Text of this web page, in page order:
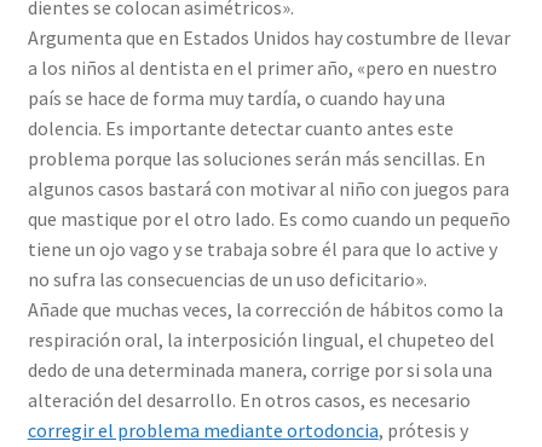
dientes se colocan asimétricos».
Argumenta que en Estados Unidos hay costumbre de llevar
a los niños al dentista en el primer año, «pero en nuestro
país se hace de forma muy tardía, o cuando hay una
dolencia. Es importante detectar cuanto antes este
problema porque las soluciones serán más sencillas. En
algunos casos bastará con motivar al niño con juegos para
que mastique por el otro lado. Es como cuando un pequeño
tiene un ojo vago y se trabaja sobre él para que lo active y
no sufra las consecuencias de un uso deficitario».
Añade que muchas veces, la corrección de hábitos como la
respiración oral, la interposición lingual, el chupeteo del
dedo de una determinada manera, corrige por si sola una
alteración del desarrollo. En otros casos, es necesario
corregir el problema mediante ortodoncia, prótesis y